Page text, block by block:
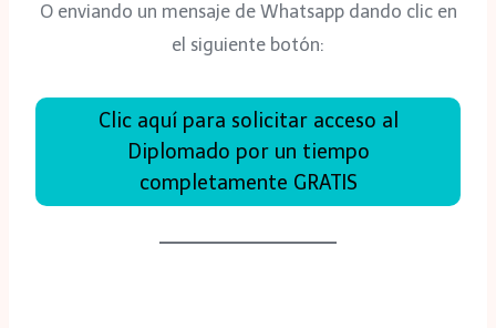
O enviando un mensaje de Whatsapp dando clic en
el siguiente botón:
Clic aquí para solicitar acceso al
Diplomado por un tiempo
completamente GRATIS